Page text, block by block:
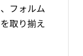
フォルム
取り揃え